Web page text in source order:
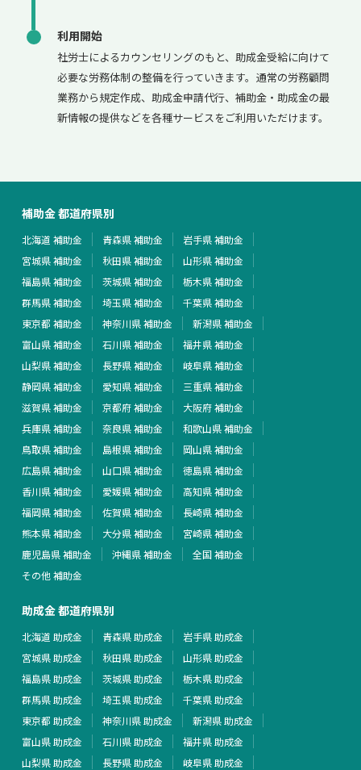
利用開始
社労士によるカウンセリングのもと、助成金受給に向けて
必要な労務体制の整備を行っていきます。通常の労務顧問
業務から規定作成、助成金申請代行、補助金・助成金の最
新情報の提供などを各種サービスをご利用いただけます。
補助金 都道府県別
北海道 補助金 青森県 補助金
岩手県 補助金
宮城県 補助金
秋田県 補助金
山形県 補助金
福島県 補助金
茨城県 補助金
栃木県 補助金
群馬県 補助金
埼玉県 補助金
千葉県 補助金
東京都 補助金
神奈川県 補助金
新潟県 補助金
富山県 補助金
石川県 補助金
福井県 補助金
山梨県 補助金
長野県 補助金
岐阜県 補助金
静岡県 補助金
愛知県 補助金
三重県 補助金
滋賀県 補助金
京都府 補助金
大阪府 補助金
兵庫県 補助金
奈良県 補助金
和歌山県 補助金
鳥取県 補助金
島根県 補助金
岡山県 補助金
広島県 補助金
山口県 補助金
徳島県 補助金
香川県 補助金
愛媛県 補助金
高知県 補助金
福岡県 補助金
佐賀県 補助金
長崎県 補助金
熊本県 補助金
大分県 補助金
宮崎県 補助金
鹿児島県 補助金
沖縄県 補助金
全国 補助金
その他 補助金
助成金 都道府県別
北海道 助成金 青森県 助成金
岩手県 助成金
宮城県 助成金
秋田県 助成金
山形県 助成金
福島県 助成金
茨城県 助成金
栃木県 助成金
群馬県 助成金
埼玉県 助成金
千葉県 助成金
東京都 助成金
神奈川県 助成金
新潟県 助成金
富山県 助成金
石川県 助成金
福井県 助成金
山梨県 助成金
長野県 助成金
岐阜県 助成金